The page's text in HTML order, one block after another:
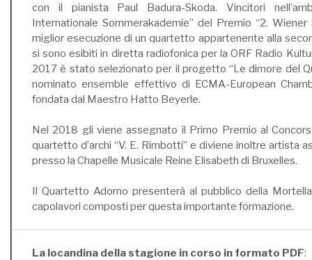
con il pianista Paul Badura-Skoda. Vincitori
Internationale Sommerakademie” del Premio “2. Wiener
miglior esecuzione di un quartetto appartenente alla
si sono esibiti in diretta radiofonica per la ORF Radio
2017 è stato selezionato per il progetto “Le dimore del
nominato ensemble effettivo di ECMA-European
fondata dal Maestro Hatto Beyerle.
Nel 2018 gli viene assegnato il Primo Premio al
quartetto d’archi “V. E. Rimbotti” e diviene inoltre artista
presso la Chapelle Musicale Reine Elisabeth di Bruxelles.
Il Quartetto Adorno presenterà al pubblico della
capolavori composti per questa importante formazione.
La locandina della stagione in corso in formato PDF: